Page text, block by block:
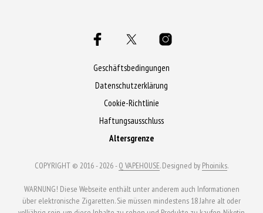
Geschäftsbedingungen
Datenschutzerklärung
Cookie-Richtlinie
Haftungsausschluss
Altersgrenze
COPYRIGHT © 2016 - 2026 -Q VAPEHOUSE. Designed by Phoiniks.
WARNUNG! Diese Webseite enthält unter anderem auch Informationen
über elektronische Zigaretten. Sie müssen mindestens 18 Jahre alt oder